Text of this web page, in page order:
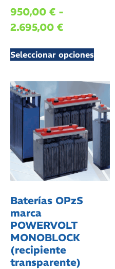
950,00 € -
2.695,00 €
Seleccionar opciones
Baterías OPzS
marca
POWERVOLT
MONOBLOCK
(recipiente
transparente)